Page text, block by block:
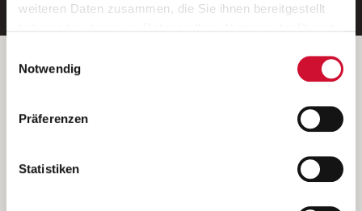
weiteren Daten zusammen, die Sie ihnen bereitgestellt
Wenn Sie auf „Cookies zulassen“ klicken, so stimmen
Sie der Speicherung sämtlicher Cookies zu. Sie können
Ihre Einwilligung selbstverständlich jederzeit widerrufen,
indem Sie die Cookie-Einstellungen aufrufen und diese
unsererDatenschutzerklärung
Notwendig
Präferenzen
Statistiken
Betreiber der Webseite
Kantstraße 45a
(Ein Tochterunternehmen des AWO Bezirksverbandes Unterfranken
e.V.)